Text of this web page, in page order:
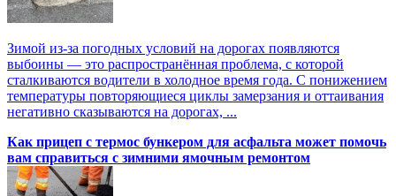
Зимой из-за погодных условий на дорогах появляются
выбоины — это распространённая проблема, с которой
сталкиваются водители в холодное время года. С понижением
температуры повторяющиеся циклы замерзания и оттаивания
негативно сказываются на дорогах, ...
Как прицеп с термоc бункером для асфальта может помочь
вам справиться с зимними ямочным ремонтом